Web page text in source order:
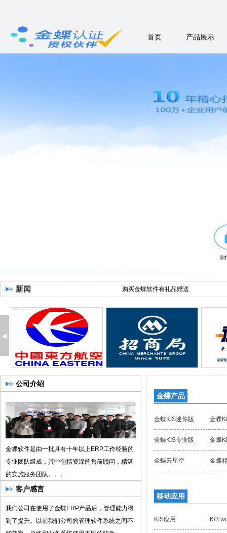
首页 产品展示
新闻 购买金蝶软件有礼品赠送
金蝶软件促销活动正在进行中
公司介绍
金蝶软件是由一批具有十年以上ERP工作经验的
专业团队组成，其中包括资深的售前顾问，精湛
的实施服务团队。。。
客户感言
我们公司在使用了金蝶ERP产品后，管理能力得
到了提升。以前我们公司的管理软件系统之间不
能兼容，总账和业务系统使用不同的软件。
金蝶产品
金蝶KIS迷你版 金蝶
金蝶KIS专业版 金蝶
金蝶云星空 金蝶
移动应用
KIS应用 K/3